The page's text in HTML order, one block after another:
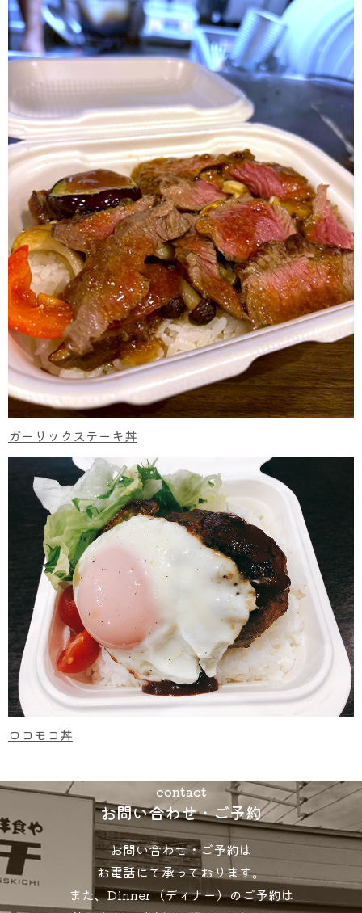
ガーリックステーキ丼
ロコモコ丼
contact
お問い合わせ・ご予約
お問い合わせ・ご予約は
お電話にて承っております。
また、Dinner（ディナー）のご予約は